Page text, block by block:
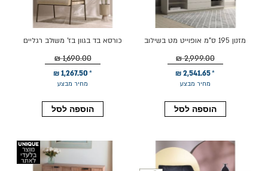
מזנון 195 ס"מ אופוייט מט בשילוב
מחיר מבצע
2,541.65 ₪
2,999.00 ₪
הוספה לסל
כורסא בד בגוון בז' משולב רגליים
מחיר מבצע
1,267.50 ₪
1,690.00 ₪
הוספה לסל